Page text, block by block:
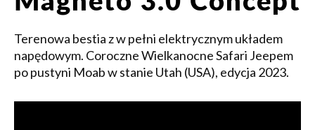
Supersamochody
Samochody Koncepcyjne
Tuning
Elektryczne
MOTORSPORT
Terenowa bestia z w pełni elektrycznym układem
napędowym. Coroczne Wielkanocne Safari Jeepem
po pustyni Moab w stanie Utah (USA), edycja 2023.